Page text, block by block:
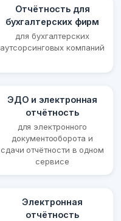
Отчётность для
бухгалтерских фирм
для бухгалтерских
аутсорсинговых компаний
ЭДО и электронная
отчётность
для электронного
документооборота и
сдачи отчётности в одном
сервисе
Электронная
отчётность